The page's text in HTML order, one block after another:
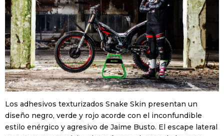
Los adhesivos texturizados Snake Skin presentan un
diseño negro, verde y rojo acorde con el inconfundible
estilo enérgico y agresivo de Jaime Busto. El escape lateral